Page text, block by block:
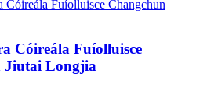
Cóireála Fuíolluisce
Jiutai Longjia